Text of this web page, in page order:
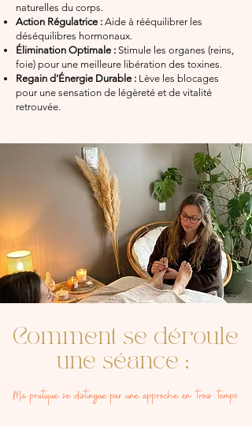
naturelles du corps.
Action Régulatrice : Aide à rééquilibrer les
déséquilibres hormonaux.
Élimination Optimale : Stimule les organes (reins,
foie) pour une meilleure libération des toxines.
Regain d'Énergie Durable : Lève les blocages
pour une sensation de légèreté et de vitalité
retrouvée.
Comment se déroule
une séance :
Ma pratique se distingue par une approche en trois temps
: